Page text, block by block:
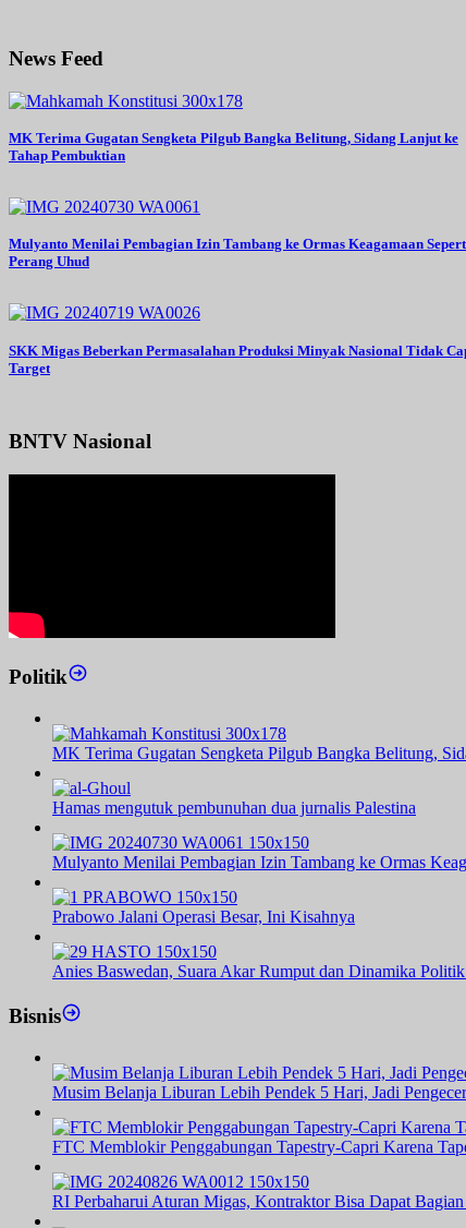
News Feed
MK Terima Gugatan Sengketa Pilgub Bangka Belitung, Sidang Lanjut ke
Tahap Pembuktian
Mulyanto Menilai Pembagian Izin Tambang ke Ormas Keagamaan
Perang Uhud
SKK Migas Beberkan Permasalahan Produksi Minyak Nasional Tidak
Target
BNTV Nasional
Politik
MK Terima Gugatan Sengketa Pilgub Bangka Belitung,
Hamas mengutuk pembunuhan dua jurnalis Palestina
Mulyanto Menilai Pembagian Izin Tambang ke Ormas
Prabowo Jalani Operasi Besar, Ini Kisahnya
Anies Baswedan, Suara Akar Rumput dan Dinamika Politik
Bisnis
Musim Belanja Liburan Lebih Pendek 5 Hari, Jadi
FTC Memblokir Penggabungan Tapestry-Capri Karena
RI Perbaharui Aturan Migas, Kontraktor Bisa Dapat